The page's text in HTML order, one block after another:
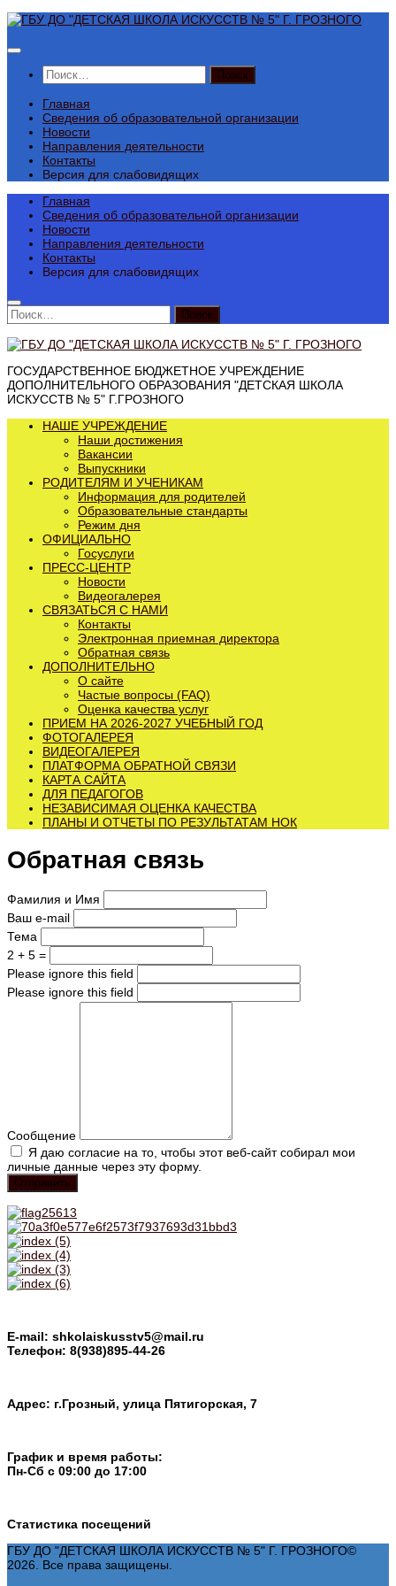
Перейти
содержимому
Найти:
Главная
Сведения об образовательной организации
Новости
Направления деятельности
Контакты
Версия для слабовидящих
Главная
Сведения об образовательной организации
Новости
Направления деятельности
Контакты
Версия для слабовидящих
Найти:
ГОСУДАРСТВЕННОЕ БЮДЖЕТНОЕ УЧРЕЖДЕНИЕ
ДОПОЛНИТЕЛЬНОГО ОБРАЗОВАНИЯ "ДЕТСКАЯ ШКОЛА
ИСКУССТВ № 5" Г.ГРОЗНОГО
НАШЕ УЧРЕЖДЕНИЕ
Наши достижения
Вакансии
Выпускники
РОДИТЕЛЯМ И УЧЕНИКАМ
Информация для родителей
Образовательные стандарты
Режим дня
ОФИЦИАЛЬНО
Госуслуги
ПРЕСС-ЦЕНТР
Новости
Видеогалерея
СВЯЗАТЬСЯ С НАМИ
Контакты
Электронная приемная директора
Обратная связь
ДОПОЛНИТЕЛЬНО
О сайте
Частые вопросы (FAQ)
Оценка качества услуг
ПРИЕМ НА 2026-2027 УЧЕБНЫЙ ГОД
ФОТОГАЛЕРЕЯ
ВИДЕОГАЛЕРЕЯ
ПЛАТФОРМА ОБРАТНОЙ СВЯЗИ
КАРТА САЙТА
ДЛЯ ПЕДАГОГОВ
НЕЗАВИСИМАЯ ОЦЕНКА КАЧЕСТВА
ПЛАНЫ И ОТЧЕТЫ ПО РЕЗУЛЬТАТАМ НОК
Обратная связь
Фамилия и Имя
Ваш e-mail
Тема
2 + 5 =
Please ignore this field
Please ignore this field
Сообщение
Я даю согласие на то, чтобы этот веб-сайт собирал мои
личные данные через эту форму.
Отправить
E-mail: shkolaiskusstv5@mail.ru
Телефон: 8(938)895-44-26
Адрес: г.Грозный, улица Пятигорская, 7
График и время работы:
Пн-Cб с 09:00 до 17:00
Статистика посещений
ГБУ ДО "ДЕТСКАЯ ШКОЛА ИСКУССТВ № 5" Г. ГРОЗНОГО©
2026. Все права защищены.